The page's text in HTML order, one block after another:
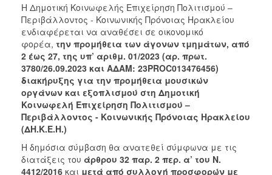
2021
2020
2019
2018
2017
2016
2015
2013
H Δημοτική Κοινωφελής Επιχείρηση Πολιτισμού –
Περιβάλλοντος - Κοινωνικής Πρόνοιας Ηρακλείου
ενδιαφέρεται να αναθέσει σε οικονομικό
φορέα, την προμήθεια των άγονων τμημάτων, από
2 έως 27, της υπ’ αριθμ. 01/2023 (αρ. πρωτ.
3780/26.09.2023 και ΑΔΑΜ: 23PROC013476456)
διακήρυξης για την προμήθεια μουσικών
οργάνων και εξοπλισμού στη Δημοτική
Κοινωφελή Επιχείρηση Πολιτισμού –
Περιβάλλοντος - Κοινωνικής Πρόνοιας Ηρακλείου
(ΔΗ.Κ.Ε.Η.)
Η δημόσια σύμβαση θα ανατεθεί σύμφωνα με τις
διατάξεις του άρθρου 32 παρ. 2 περ. α’ του Ν.
4412/2016 και μετά από συλλογή προσφορών με